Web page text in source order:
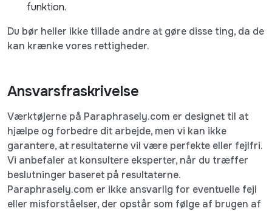
funktion.
Du bør heller ikke tillade andre at gøre disse ting, da de
kan krænke vores rettigheder.
Ansvarsfraskrivelse
Værktøjerne på Paraphrasely.com er designet til at
hjælpe og forbedre dit arbejde, men vi kan ikke
garantere, at resultaterne vil være perfekte eller fejlfri.
Vi anbefaler at konsultere eksperter, når du træffer
beslutninger baseret på resultaterne.
Paraphrasely.com er ikke ansvarlig for eventuelle fejl
eller misforståelser, der opstår som følge af brugen af